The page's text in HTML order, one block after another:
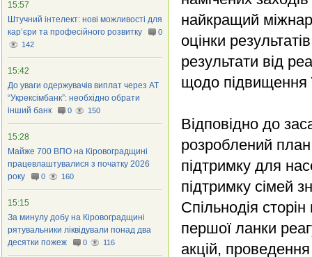
найкращий
оцінки
результати від
щодо підвищення
Відповідно до
розроблений
підтримку для
підтримку сімей
Спільнодія
першої ланки
акцій, проведення
15:57
Штучний інтелект: нові можливості для
кар’єри та професійного розвитку
0
142
15:42
До уваги одержувачів виплат через АТ
“Укрексімбанк”: необхідно обрати
інший банк
0 150
15:28
Майже 700 ВПО на Кіровоградщині
працевлаштувалися з початку 2026
року
0 160
15:15
За минулу добу на Кіровоградщині
рятувальники ліквідували понад два
десятки пожеж
0 116